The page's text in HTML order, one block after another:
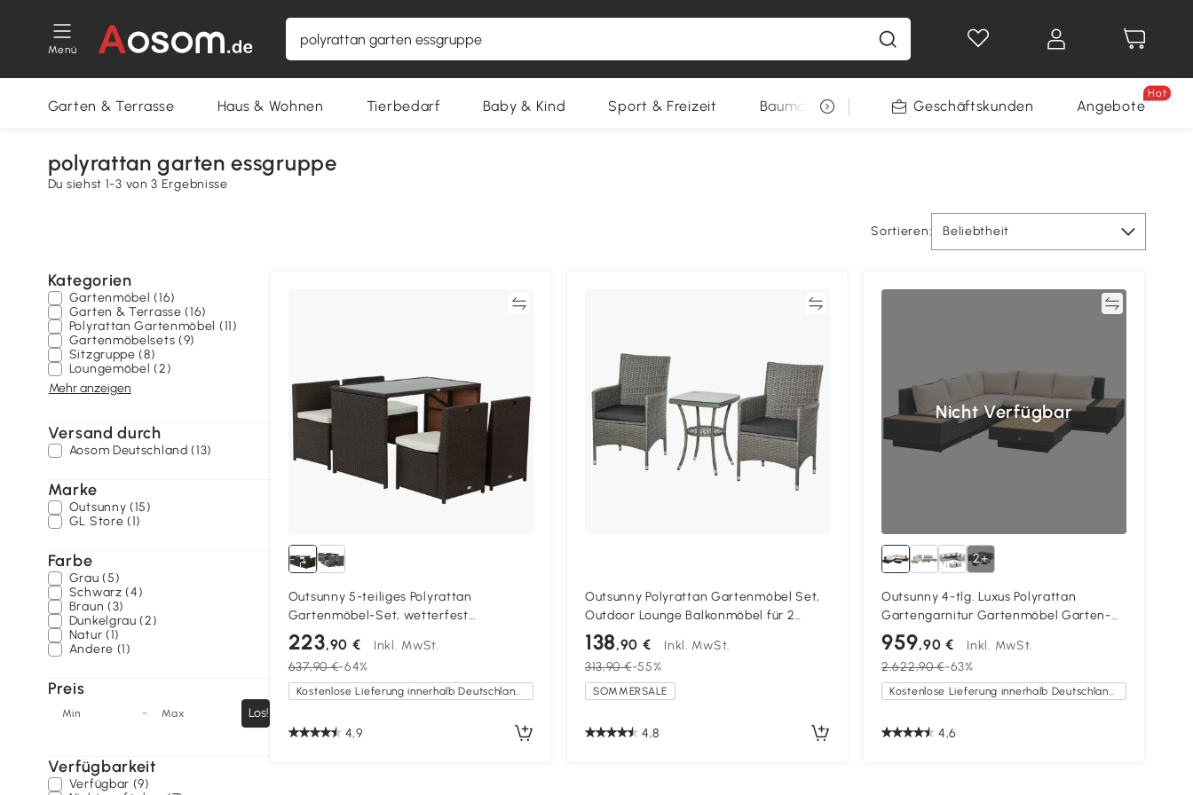
Menü
Gewinnspiele
Garten & Terrasse Haus & Wohnen Tierbedarf Baby & Kind Sport & Freizeit Baumarkt RestpostenGeschäftskunden Angebote
Hot
polyrattan garten essgruppe
Du siehst 1-3 von 3 Ergebnisse
Sortieren: Beliebtheit
Kategorien
Gartenmöbel (16)
Garten & Terrasse (16)
Polyrattan Gartenmöbel (11)
Gartenmöbelsets (9)
Sitzgruppe (8)
Loungemöbel (2)
Mehr anzeigen
Versand durch
Aosom Deutschland (13)
Marke
Outsunny (15)
GL Store (1)
Farbe
Grau (5)
Schwarz (4)
Braun (3)
Dunkelgrau (2)
Natur (1)
Andere (1)
Preis
Min - Max Los!
Verfügbarkeit
Verfügbar (9)
Outsunny 5-teiliges Polyrattan
Gartenmöbel-Set, wetterfest
Balkonmöbel für 4 Personen
Terrassenmöbel mit Tisch 4 Stühle
Kissen, Lounge-Set Essgruppe
Sitzgruppe für Balkon, Garten,
223,90 €
Inkl. MwSt.
637,90 €-64%
Kostenlose Lieferung innerhalb Deutschlands
4,9
Outsunny Polyrattan Gartenmöbel Set,
Outdoor Lounge Balkonmöbel für 2
Personen, 3-teilig Sitzgruppe, 2 Stühle,
Tisch Sitzkissen, Gartenlounge für
Garten, Terrasse, Balkon, Grau
138,90 €
Inkl. MwSt.
313,90 €-55%
SOMMERSALE
4,8
Nicht Verfügbar
2+
Outsunny 4-tlg. Luxus Polyrattan
Gartengarnitur Gartenmöbel Garten-
Set Sitzgruppe Loungeset Loungemöbel
inkl. Ablagen und Beistelltisch Sitzkissen
Schwarz
959,90 €
Inkl. MwSt.
2.622,90 €-63%
Kostenlose Lieferung innerhalb Deutschlands
4,6